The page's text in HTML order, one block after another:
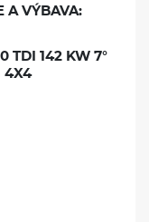
A VÝBAVA:
TDI 142 KW 7°
4X4